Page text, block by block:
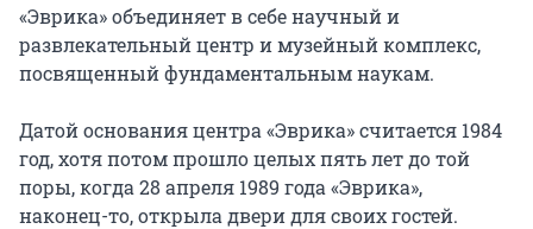
«Эврика» объединяет в себе научный и
развлекательный центр и музейный комплекс,
посвященный фундаментальным наукам.
Датой основания центра «Эврика» считается 1984
год, хотя потом прошло целых пять лет до той
поры, когда 28 апреля 1989 года «Эврика»,
наконец-то, открыла двери для своих гостей.